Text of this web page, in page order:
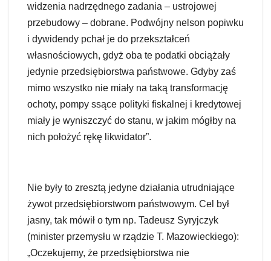
widzenia nadrzędnego zadania – ustrojowej
przebudowy – dobrane. Podwójny nelson popiwku
i dywidendy pchał je do przekształceń
własnościowych, gdyż oba te podatki obciążały
jedynie przedsiębiorstwa państwowe. Gdyby zaś
mimo wszystko nie miały na taką transformację
ochoty, pompy ssące polityki fiskalnej i kredytowej
miały je wyniszczyć do stanu, w jakim mógłby na
nich położyć rękę likwidator”.
Nie były to zresztą jedyne działania utrudniające
żywot przedsiębiorstwom państwowym. Cel był
jasny, tak mówił o tym np. Tadeusz Syryjczyk
(minister przemysłu w rządzie T. Mazowieckiego):
„Oczekujemy, że przedsiębiorstwa nie